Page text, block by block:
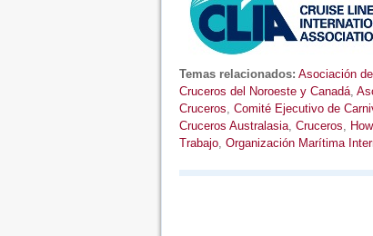
Temas relacionados: Asociación
Cruceros del Noroeste y Canadá,
Cruceros, Comité Ejecutivo de
Cruceros Australasia, Cruceros,
Trabajo, Organización Marítima